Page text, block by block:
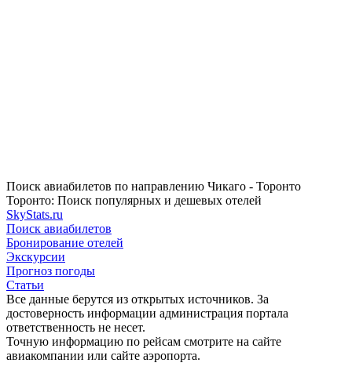
Поиск авиабилетов по направлению Чикаго - Торонто
Торонто: Поиск популярных и дешевых отелей
SkyStats.ru
Поиск авиабилетов
Бронирование отелей
Экскурсии
Прогноз погоды
Статьи
Все данные берутся из открытых источников. За
достоверность информации администрация портала
ответственность не несет.
Точную информацию по рейсам смотрите на сайте
авиакомпании или сайте аэропорта.